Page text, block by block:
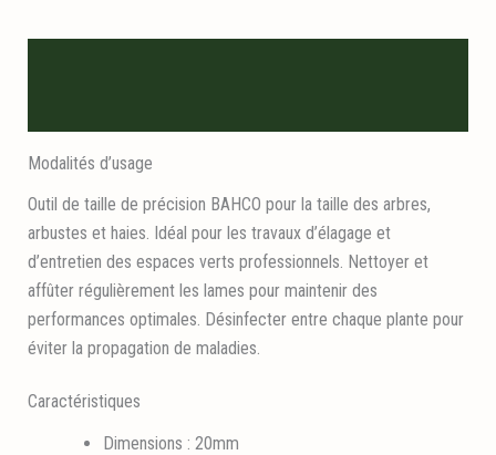
Modalités d’usage
Outil de taille de précision BAHCO pour la taille des arbres,
arbustes et haies. Idéal pour les travaux d’élagage et
d’entretien des espaces verts professionnels. Nettoyer et
affûter régulièrement les lames pour maintenir des
performances optimales. Désinfecter entre chaque plante pour
éviter la propagation de maladies.
Caractéristiques
Dimensions : 20mm